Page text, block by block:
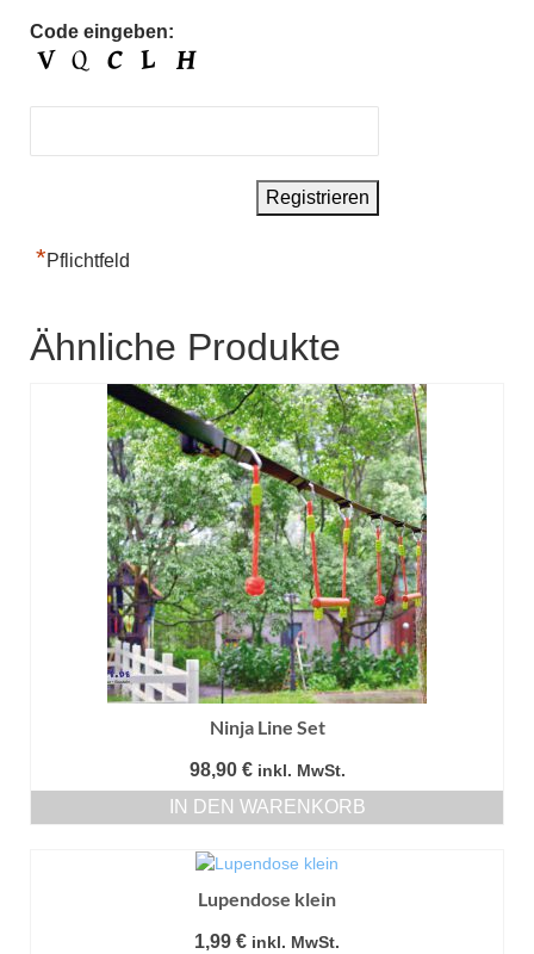
Code eingeben:
*Pflichtfeld
Ähnliche Produkte
Ninja Line Set
98,90 € inkl. MwSt.
IN DEN WARENKORB
Lupendose klein
1,99 € inkl. MwSt.